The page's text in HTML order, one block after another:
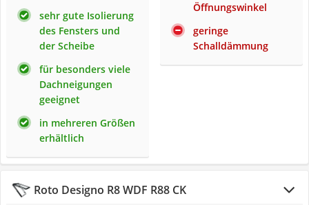
sehr gute Isolierung
des Fensters und
der Scheibe
für besonders viele
Dachneigungen
geeignet
in mehreren Größen
erhältlich
Öffnungswinkel
geringe
Schalldämmung
Roto Designo R8 WDF R88 CK